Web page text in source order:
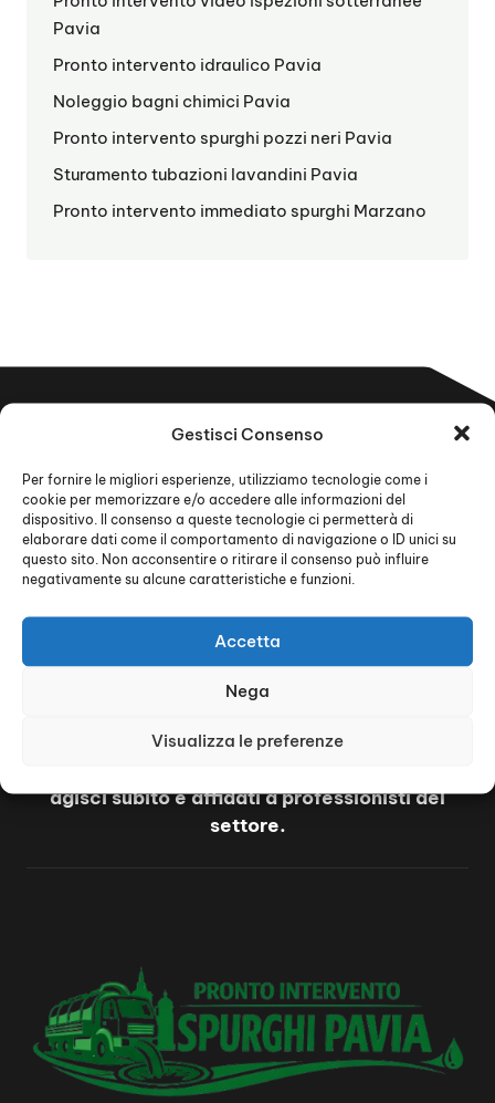
Gestisci Consenso
Per fornire le migliori esperienze, utilizziamo tecnologie come i
cookie per memorizzare e/o accedere alle informazioni del
dispositivo. Il consenso a queste tecnologie ci permetterà di
elaborare dati come il comportamento di navigazione o ID unici su
questo sito. Non acconsentire o ritirare il consenso può influire
negativamente su alcune caratteristiche e funzioni.
Accetta
Nega
Visualizza le preferenze
Pavia
Pronto intervento idraulico Pavia
Noleggio bagni chimici Pavia
Pronto intervento spurghi pozzi neri Pavia
Sturamento tubazioni lavandini Pavia
Pronto intervento immediato spurghi Marzano
Contatta subito il pronto
intervento spurghi Pavia
Se hai un problema urgente o vuoi prevenire
è la soluzione ideale.
disponibilità H24 rendono questo servizio
problema fognario.
agisci subito e affidati a professionisti del
settore.